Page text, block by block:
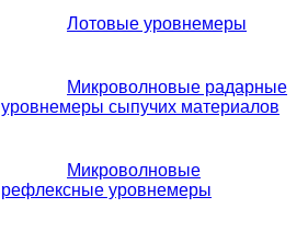
Лотовые уровнемеры
Микроволновые радарные
уровнемеры сыпучих материалов
Микроволновые
рефлексные уровнемеры